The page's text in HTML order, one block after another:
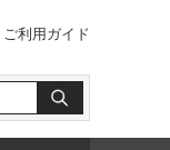
ご利用ガイド